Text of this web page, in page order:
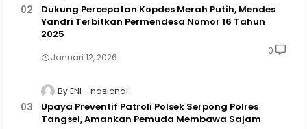
Dukung Percepatan Kopdes Merah Putih, Mendes
Yandri Terbitkan Permendesa Nomor 16 Tahun
2025
Januari 12, 2026
0
By ENI nasional
Upaya Preventif Patroli Polsek Serpong Polres
Tangsel, Amankan Pemuda Membawa Sajam